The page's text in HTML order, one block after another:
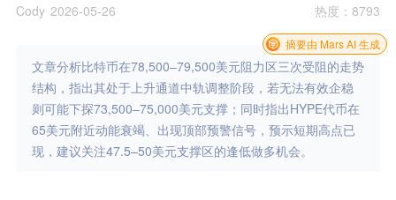
Cody 2026-05-26 热度 ：8793
文章分析比特币在78,500–79,500美元阻力区三次受阻的走势
结构，指出其处于上升通道中轨调整阶段，若无法有效企稳
则可能下探73,500–75,000美元支撑；同时指出HYPE代币在
65美元附近动能衰竭、出现顶部预警信号，预示短期高点已
现，建议关注47.5–50美元支撑区的逢低做多机会。
摘要由 Mars AI 生成